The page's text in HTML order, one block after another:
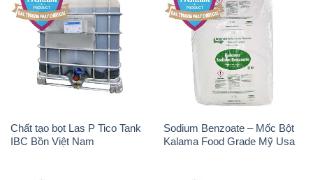
Chất tạo bọt Las P Tico Tank
IBC Bồn Việt Nam
Sodium Benzoate – Mốc Bột
Kalama Food Grade Mỹ Usa